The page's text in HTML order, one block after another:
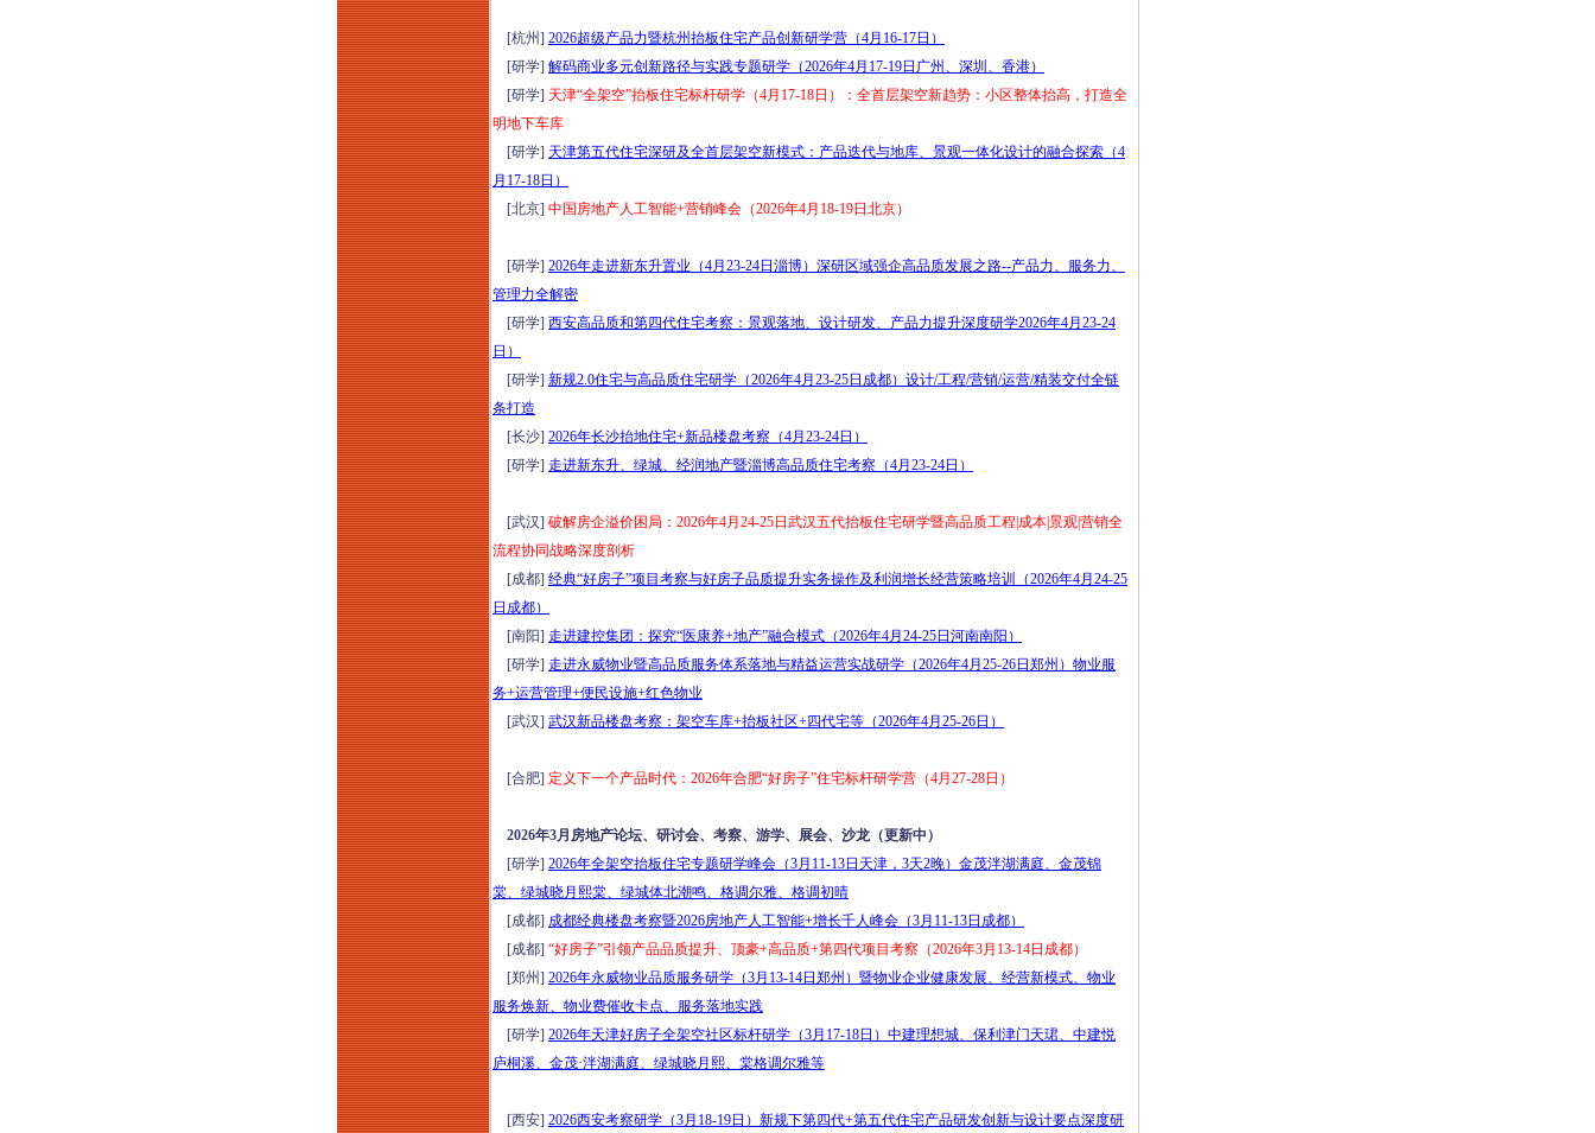
高品质物业实践落地
做法和经验（2026年
8月14-15日郑州）
新清单计价标准与施
工合同司法解释
（二）（征求意见
稿）深度解读暨建设
工程合同风险点、结
算、索赔、审计、财
评及司法鉴定审理实
务专题培训（2026年
8月14日哈尔滨）
2026小体量商业运营
提效与营收增量实战
特训班（8月15-16日
成都）
优秀物业管理项目经
理训练营（2026年8
月15-16日成都）
2026年工程挂靠、建
筑劳务税务稽查高频
风险应对及税负合规
构建培训（8月15-16
日成都）
建工司法解释（二）
新规深度研判与风控
维权实战研修（2026
年8月15-16日郑州）
走进银川，区域标杆
房企经典项目考察，
吃透长效运营逻辑
（2026年8月15-16
日）
[杭州] 2026超级产品力暨杭州抬板住宅产品创新研学营（4月16-17日）
[研学] 解码商业多元创新路径与实践专题研学（2026年4月17-19日广州、深圳、香港）
[研学] 天津“全架空”抬板住宅标杆研学（4月17-18日）：全首层架空新趋势：小区整体抬高，打造全
明地下车库
[研学] 天津第五代住宅深研及全首层架空新模式：产品迭代与地库、景观一体化设计的融合探索（4
月17-18日）
[北京] 中国房地产人工智能+营销峰会（2026年4月18-19日北京）
[研学] 2026年走进新东升置业（4月23-24日淄博）深研区域强企高品质发展之路--产品力、服务力、
管理力全解密
[研学] 西安高品质和第四代住宅考察：景观落地、设计研发、产品力提升深度研学2026年4月23-24
日）
[研学] 新规2.0住宅与高品质住宅研学（2026年4月23-25日成都）设计/工程/营销/运营/精装交付全链
条打造
[长沙] 2026年长沙抬地住宅+新品楼盘考察（4月23-24日）
[研学] 走进新东升、绿城、经润地产暨淄博高品质住宅考察（4月23-24日）
[武汉] 破解房企溢价困局：2026年4月24-25日武汉五代抬板住宅研学暨高品质工程|成本|景观|营销全
流程协同战略深度剖析
[成都] 经典“好房子”项目考察与好房子品质提升实务操作及利润增长经营策略培训（2026年4月24-25
日成都）
[南阳] 走进建控集团：探究“医康养+地产”融合模式（2026年4月24-25日河南南阳）
[研学] 走进永威物业暨高品质服务体系落地与精益运营实战研学（2026年4月25-26日郑州）物业服
务+运营管理+便民设施+红色物业
[武汉] 武汉新品楼盘考察：架空车库+抬板社区+四代宅等（2026年4月25-26日）
[合肥] 定义下一个产品时代：2026年合肥“好房子”住宅标杆研学营（4月27-28日）
2026年3月房地产论坛、研讨会、考察、游学、展会、沙龙（更新中）
[研学] 2026年全架空抬板住宅专题研学峰会（3月11-13日天津，3天2晚）金茂泮湖满庭、金茂锦
棠、绿城晓月熙棠、绿城体北潮鸣、格调尔雅、格调初晴
[成都] 成都经典楼盘考察暨2026房地产人工智能+增长千人峰会（3月11-13日成都）
[成都] “好房子”引领产品品质提升、顶豪+高品质+第四代项目考察（2026年3月13-14日成都）
[郑州] 2026年永威物业品质服务研学（3月13-14日郑州）暨物业企业健康发展、经营新模式、物业
服务焕新、物业费催收卡点、服务落地实践
[研学] 2026年天津好房子全架空社区标杆研学（3月17-18日）中建理想城、保利津门天珺、中建悦
庐桐溪、金茂·泮湖满庭、绿城晓月熙、棠格调尔雅等
[西安] 2026西安考察研学（3月18-19日）新规下第四代+第五代住宅产品研发创新与设计要点深度研